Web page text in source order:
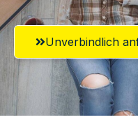
Unverbindlich